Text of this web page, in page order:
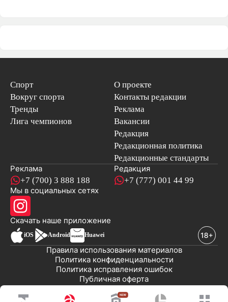
Спорт
Вокруг спорта
Тренды
Лига чемпионов
О проекте
Контакты редакции
Реклама
Вакансии
Редакция
Редакционная политика
Редакционные стандарты
Реклама
+7 (700) 3 888 188
Редакция
+7 (777) 001 44 99
Мы в социальных сетях
Скачать наше приложениеновостей
iOS Android Huawei
Публичная оферта
Политика исправления ошибок
Политика конфиденциальности
Правила использования материалов